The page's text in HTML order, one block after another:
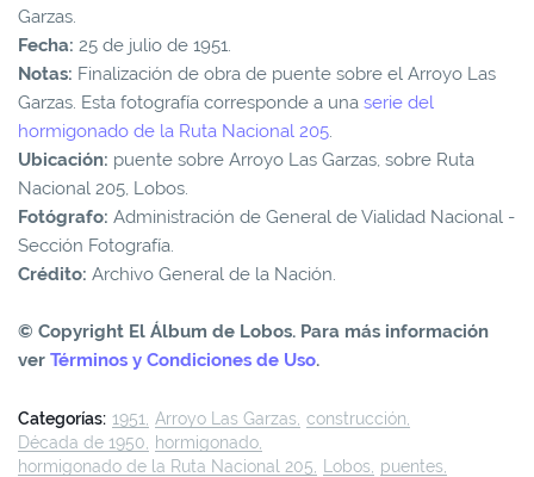
Garzas.
Fecha: 25 de julio de 1951.
Notas: Finalización de obra de puente sobre el Arroyo Las
Garzas. Esta fotografía corresponde a una serie del
hormigonado de la Ruta Nacional 205.
Ubicación: puente sobre Arroyo Las Garzas, sobre Ruta
Nacional 205, Lobos.
Fotógrafo: Administración de General de Vialidad Nacional -
Sección Fotografía.
Crédito: Archivo General de la Nación.
© Copyright El Álbum de Lobos. Para más información
ver Términos y Condiciones de Uso.
Categorías: 1951 Arroyo Las Garzas construcción
Década de 1950
hormigonado
hormigonado de la Ruta Nacional 205
Lobos
puentes